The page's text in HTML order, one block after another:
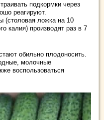
подкормки через
реагируют.
(столовая ложка на 10
калия) производят раз в 7
обильно плодоносить.
молочные
воспользоваться